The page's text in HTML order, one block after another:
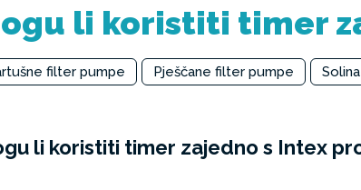
li koristiti timer
filter pumpe Pješčane filter pumpe
li koristiti timer zajedno s Intex